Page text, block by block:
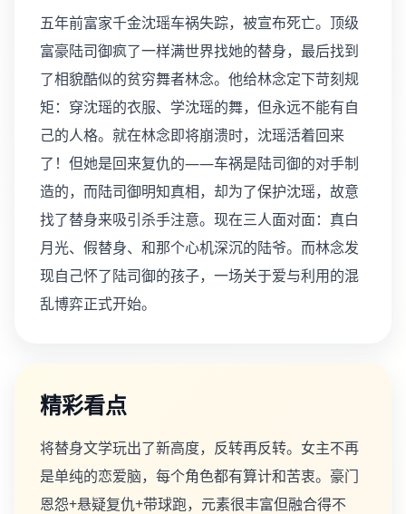
五年前富家千金沈瑶车祸失踪，被宣布死亡。顶级
富豪陆司御疯了一样满世界找她的替身，最后找到
了相貌酷似的贫穷舞者林念。他给林念定下苛刻规
矩：穿沈瑶的衣服、学沈瑶的舞，但永远不能有自
己的人格。就在林念即将崩溃时，沈瑶活着回来
了！但她是回来复仇的——车祸是陆司御的对手制
造的，而陆司御明知真相，却为了保护沈瑶，故意
找了替身来吸引杀手注意。现在三人面对面：真白
月光、假替身、和那个心机深沉的陆爷。而林念发
现自己怀了陆司御的孩子，一场关于爱与利用的混
乱博弈正式开始。
精彩看点
将替身文学玩出了新高度，反转再反转。女主不再
是单纯的恋爱脑，每个角色都有算计和苦衷。豪门
恩怨+悬疑复仇+带球跑，元素很丰富但融合得不